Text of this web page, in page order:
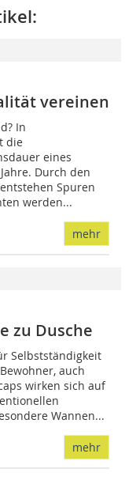
vereinen
In
die
eines
Durch den
Spuren
werden...
mehr
zu Dusche
Selbstständigkeit
auch
wirken sich auf
Wannen...
mehr